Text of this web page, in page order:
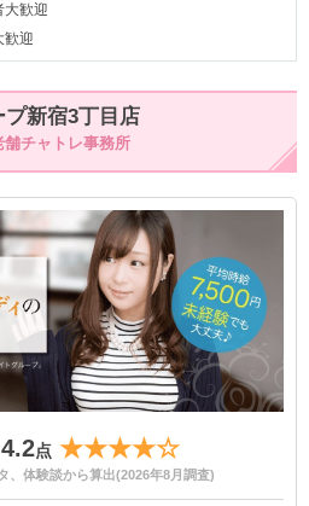
大歓迎
歓迎
新宿3丁目店
チャトレ事務所
点 ★★★★☆
、体験談から算出(2026年8月調査)